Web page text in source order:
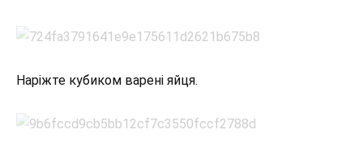
Наріжте кубиком варені яйця.